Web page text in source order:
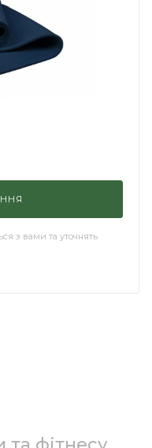
з вами та уточнять